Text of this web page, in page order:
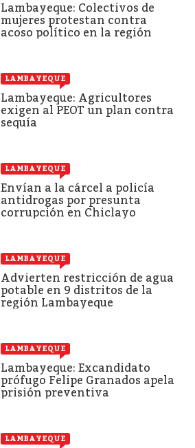
Lambayeque: Colectivos de
mujeres protestan contra
acoso político en la región
LAMBAYEQUE
Lambayeque: Agricultores
exigen al PEOT un plan contra
sequía
LAMBAYEQUE
Envían a la cárcel a policía
antidrogas por presunta
corrupción en Chiclayo
LAMBAYEQUE
Advierten restricción de agua
potable en 9 distritos de la
región Lambayeque
LAMBAYEQUE
Lambayeque: Excandidato
prófugo Felipe Granados apela
prisión preventiva
LAMBAYEQUE